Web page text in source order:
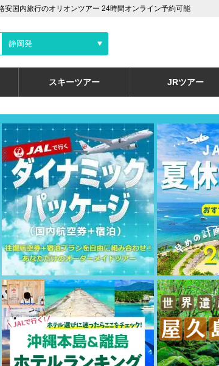
安国内旅行のオリオンツアー 24時間オンライン予約可能
静岡発
スキーツアー JRツアー